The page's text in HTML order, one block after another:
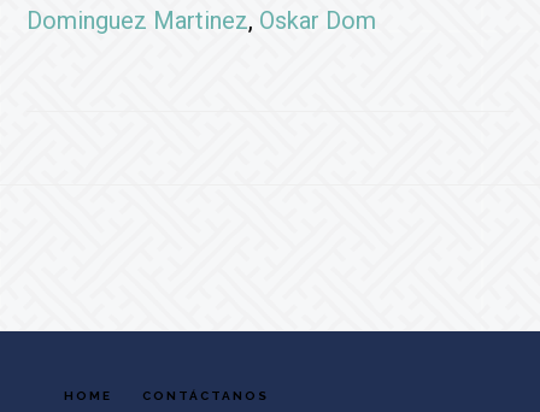
Dominguez Martinez, Oskar Dom
HOME
CONTÁCTANOS